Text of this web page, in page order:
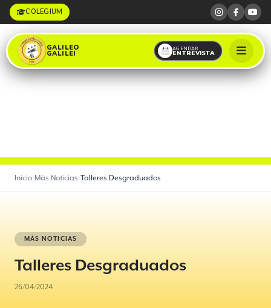
COLEGIUM
GALILEO
GALILEI
AGENDAR
ENTREVISTA
Inicio/Más Noticias/Talleres Desgraduados
MÁS NOTICIAS
Talleres Desgraduados
26/04/2024